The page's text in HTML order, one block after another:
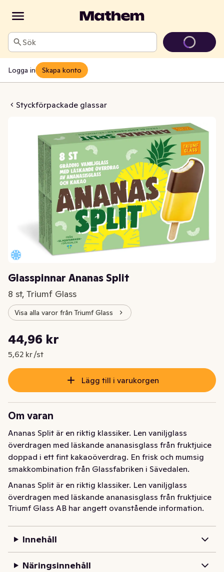
Sök
Logga in Skapa konto
Styckförpackade glassar
Ananas Split
Glasspinnar Ananas Split
8 st, Triumf Glass
Visa alla varor från Triumf Glass
Nuvarande pris är: 44,96 kr
44,96 kr
5,62 kr /st
Styckpris: 5,62 kr /st
Lägg till i varukorgen
Om varan
Ananas Split är en riktig klassiker. Len vaniljglass
överdragen med läskande ananasisglass från fruktjuice
doppad i ett fint kakaoöverdrag. En frisk och mumsig
smakkombination från Glassfabriken i Sävedalen.
Ananas Split är en riktig klassiker. Len vaniljglass
överdragen med läskande ananasisglass från fruktjuice
doppad i ett fint kakaoöverdrag. En frisk och mumsig
Triumf Glass AB har angett ovanstående information.
Innehåll
Näringsinnehåll